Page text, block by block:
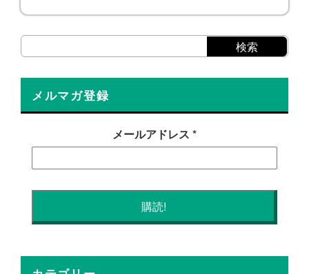
メルマガ登録
メールアドレス *